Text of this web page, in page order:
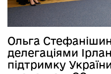
Ольга
делегаціями
підтримку